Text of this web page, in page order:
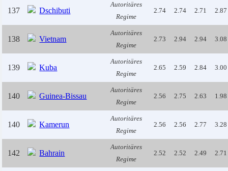
137 Dschibuti
Autoritäres
Regime
2.74 2.74 2.71 2.87
138 Vietnam
Autoritäres
Regime
2.73 2.94 2.94 3.08
139 Kuba
Autoritäres
Regime
2.65 2.59 2.84 3.00
140 Guinea-Bissau
Autoritäres
Regime
2.56 2.75 2.63 1.98
140 Kamerun
Autoritäres
Regime
2.56 2.56 2.77 3.28
142 Bahrain
Autoritäres
Regime
2.52 2.52 2.49 2.71